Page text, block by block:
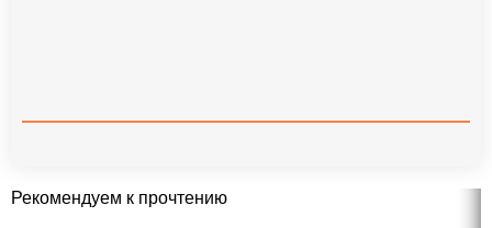
Рекомендуем к прочтению